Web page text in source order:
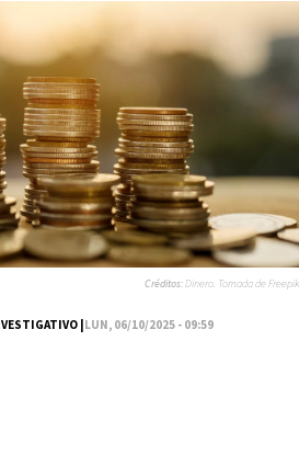
|LUN, 06/10/2025 - 09:59
Créditos:Dinero. Tomada de Freepik